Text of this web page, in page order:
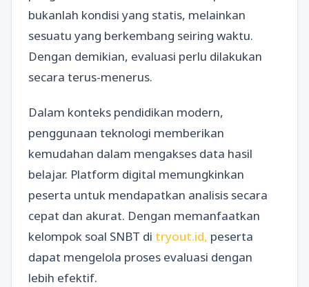
bukanlah kondisi yang statis, melainkan
sesuatu yang berkembang seiring waktu.
Dengan demikian, evaluasi perlu dilakukan
secara terus-menerus.
Dalam konteks pendidikan modern,
penggunaan teknologi memberikan
kemudahan dalam mengakses data hasil
belajar. Platform digital memungkinkan
peserta untuk mendapatkan analisis secara
cepat dan akurat. Dengan memanfaatkan
kelompok soal SNBT di tryout.id, peserta
dapat mengelola proses evaluasi dengan
lebih efektif.